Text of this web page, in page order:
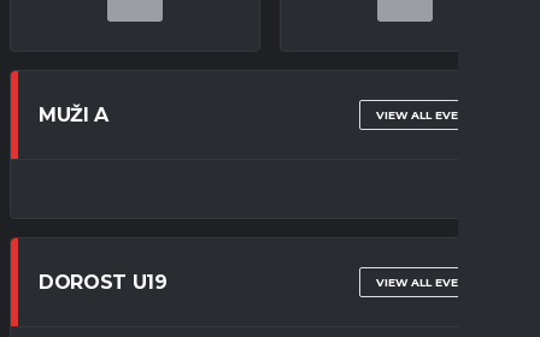
MUŽI A VIEW ALL EVENTS
DOROST U19 VIEW ALL EVENTS